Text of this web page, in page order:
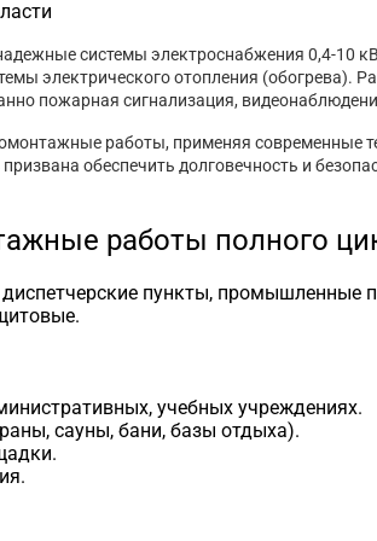
системы электроснабжения 0,4-10
электрического отопления
пожарная сигнализация,
работы, применяя современные
обеспечить долговечность и
работы полного
пункты, промышленные
учебных учреждениях.
сауны, бани, базы отдыха).